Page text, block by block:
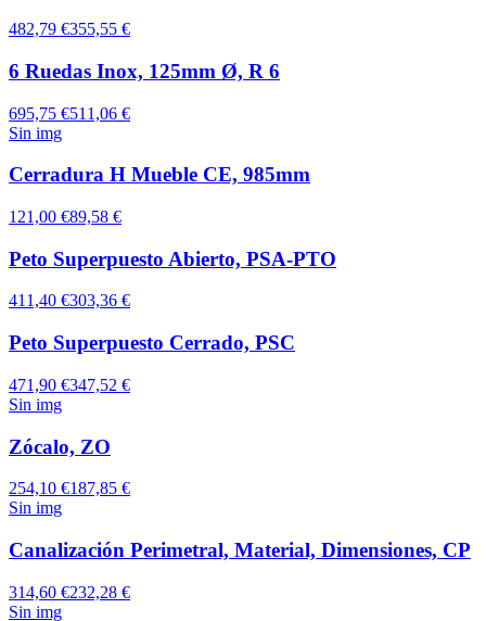
482,79 €355,55 €
6 Ruedas Inox, 125mm Ø, R 6
695,75 €511,06 €
Sin img
Cerradura H Mueble CE, 985mm
121,00 €89,58 €
Peto Superpuesto Abierto, PSA-PTO
411,40 €303,36 €
Peto Superpuesto Cerrado, PSC
471,90 €347,52 €
Sin img
Zócalo, ZO
254,10 €187,85 €
Sin img
Canalización Perimetral, Material, Dimensiones, CP
314,60 €232,28 €
Sin img